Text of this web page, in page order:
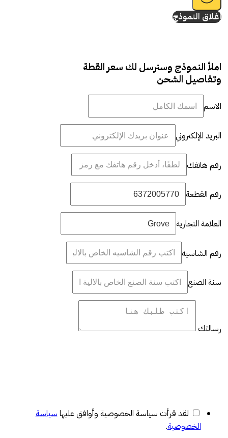
إغلاق النموذج
املأ النموذج وسنرسل لك سعر القطة
وتفاصيل الشحن
الاسم
البريد الإلكتروني
رقم هاتفك
رقم القطعة
العلامة التجارية
رقم الشاسيه
سنة الصنع
رسالتك
لقد قرأت سياسة الخصوصية وأوافق عليها سياسة
الخصوصية.